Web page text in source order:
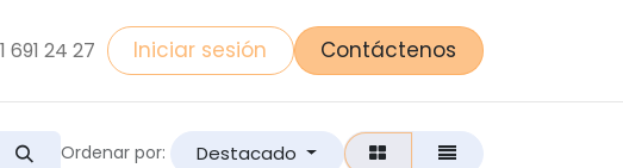
691 24 27 Iniciar sesión Contáctenos
Ordenar por: Destacado